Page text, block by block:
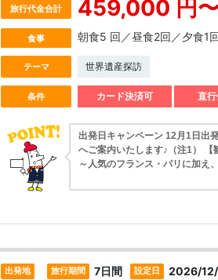
旅行代金合計 459,000 円
食事 朝食5 回／昼食2回／夕食1
テーマ 世界遺産探訪
条件 カード決済可 直
出発日キャンペーン 12月1日出
へご案内いたします♪（注1）
～人気のフランス・パリに加え
出発地 旅行期間 7日間 設定日 2026/